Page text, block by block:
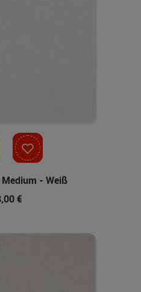
- Weiß
€